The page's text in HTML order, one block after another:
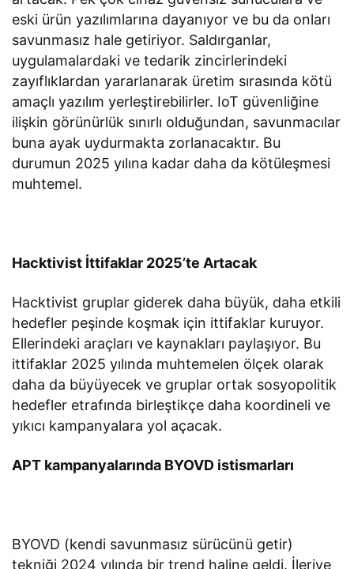
eski ürün yazılımlarına dayanıyor ve bu da onları
savunmasız hale getiriyor. Saldırganlar,
uygulamalardaki ve tedarik zincirlerindeki
zayıflıklardan yararlanarak üretim sırasında kötü
amaçlı yazılım yerleştirebilirler. IoT güvenliğine
ilişkin görünürlük sınırlı olduğundan, savunmacılar
buna ayak uydurmakta zorlanacaktır. Bu
durumun 2025 yılına kadar daha da kötüleşmesi
muhtemel.
Hacktivist İttifaklar 2025’te Artacak
Hacktivist gruplar giderek daha büyük, daha etkili
hedefler peşinde koşmak için ittifaklar kuruyor.
Ellerindeki araçları ve kaynakları paylaşıyor. Bu
ittifaklar 2025 yılında muhtemelen ölçek olarak
daha da büyüyecek ve gruplar ortak sosyopolitik
hedefler etrafında birleştikçe daha koordineli ve
yıkıcı kampanyalara yol açacak.
APT kampanyalarında BYOVD istismarları
BYOVD (kendi savunmasız sürücünü getir)
tekniği 2024 yılında bir trend haline geldi. İleriye